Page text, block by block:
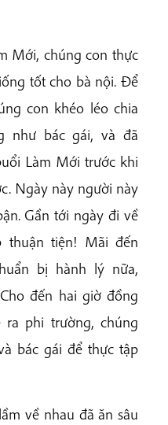
Mới, chúng con thực
tốt cho bà nội. Để
con khéo léo chia
như bác gái, và đã
Làm Mới trước khi
Ngày này người này
Gần tới ngày đi về
thuận tiện! Mãi đến
bị hành lý nữa,
đến hai giờ đồng
phi trường, chúng
bác gái để thực tập
về nhau đã ăn sâu